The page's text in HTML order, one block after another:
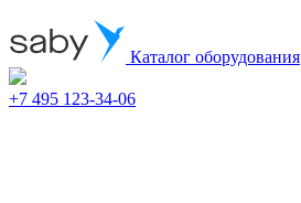
Каталог оборудования
+7 495 123-34-06